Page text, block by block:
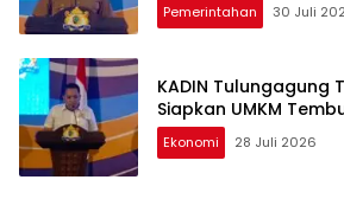
Pemerintahan 30 Juli
KADIN Tulungagung
Siapkan UMKM
Ekonomi 28 Juli 2026